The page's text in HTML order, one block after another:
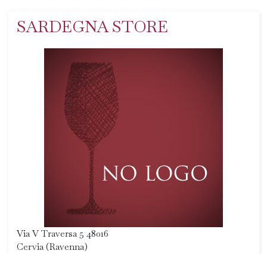
SARDEGNA STORE
Via V Traversa 5 48016
Cervia (Ravenna)